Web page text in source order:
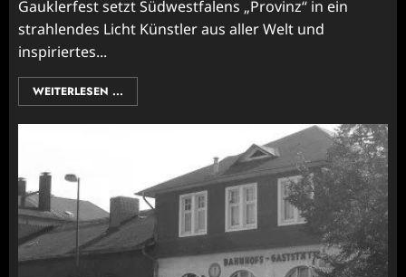
Gauklerfest setzt Südwestfalens „Provinz“ in ein
strahlendes Licht Künstler aus aller Welt und
inspiriertes...
WEITERLESEN ...